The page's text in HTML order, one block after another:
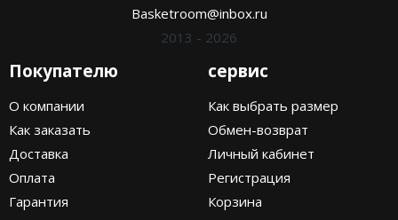
Basketroom@inbox.ru
2013 - 2026
Покупателю
О компании
Как заказать
Доставка
Оплата
Гарантия
сервис
Как выбрать размер
Обмен-возврат
Личный кабинет
Регистрация
Корзина